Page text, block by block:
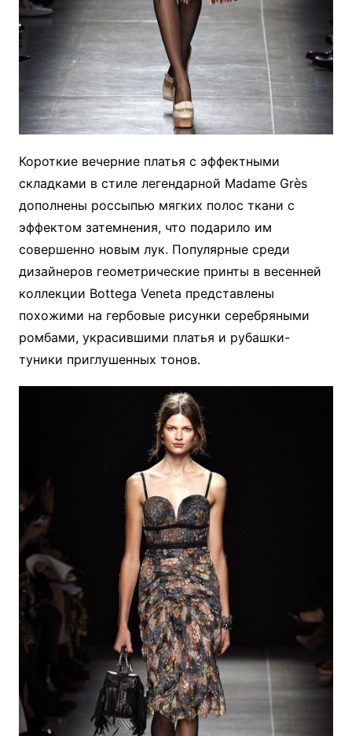
Короткие вечерние платья с эффектными
складками в стиле легендарной Madame Grès
дополнены россыпью мягких полос ткани с
эффектом затемнения, что подарило им
совершенно новым лук. Популярные среди
дизайнеров геометрические принты в весенней
коллекции Bottega Veneta представлены
похожими на гербовые рисунки серебряными
ромбами, украсившими платья и рубашки-
туники приглушенных тонов.